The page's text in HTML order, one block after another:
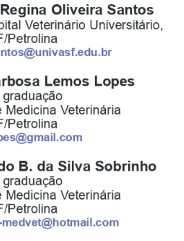
Regina Oliveira Santos
Veterinário Universitário,
Petrolina
Lemos Lopes
graduação
Medicina Veterinária
Petrolina
B. da Silva Sobrinho
graduação
Medicina Veterinária
Petrolina
l.com